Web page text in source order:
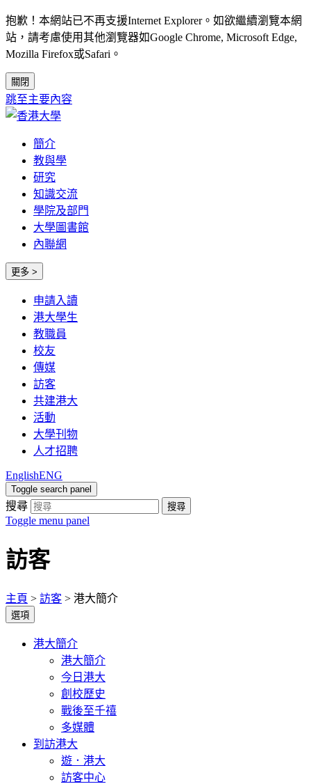
抱歉！本網站已不再支援Internet Explorer。如欲繼續瀏覽本網
站，請考慮使用其他瀏覽器如Google Chrome, Microsoft Edge,
Mozilla Firefox或Safari。
關閉
跳至主要內容
簡介
教與學
研究
知識交流
學院及部門
大學圖書館
內聯網
更多 >
申請入讀
港大學生
教職員
校友
傳媒
訪客
共建港大
活動
大學刊物
人才招聘
EnglishENG
Toggle search panel
搜尋 搜尋
Toggle menu panel
訪客
主頁 > 訪客 > 港大簡介
選項
港大簡介
港大簡介
今日港大
創校歷史
戰後至千禧
多媒體
到訪港大
遊．港大
訪客中心